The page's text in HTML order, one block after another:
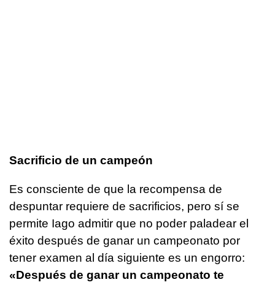
Sacrificio de un campeón
Es consciente de que la recompensa de
despuntar requiere de sacrificios, pero sí se
permite Iago admitir que no poder paladear el
éxito después de ganar un campeonato por
tener examen al día siguiente es un engorro:
«Después de ganar un campeonato te